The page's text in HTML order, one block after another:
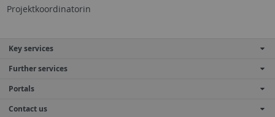
Projektkoordinatorin
Key services
Further services
Portals
Contact us